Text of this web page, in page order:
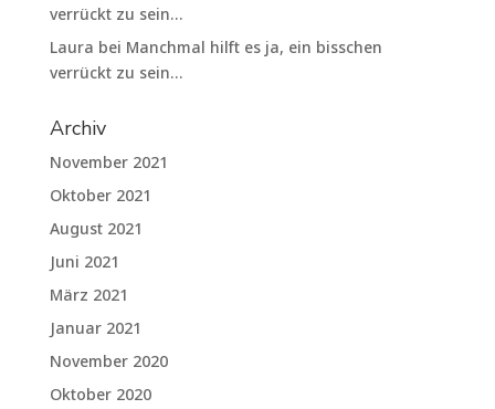
verrückt zu sein…
Laura bei Manchmal hilft es ja, ein bisschen
verrückt zu sein…
Archiv
November 2021
Oktober 2021
August 2021
Juni 2021
März 2021
Januar 2021
November 2020
Oktober 2020